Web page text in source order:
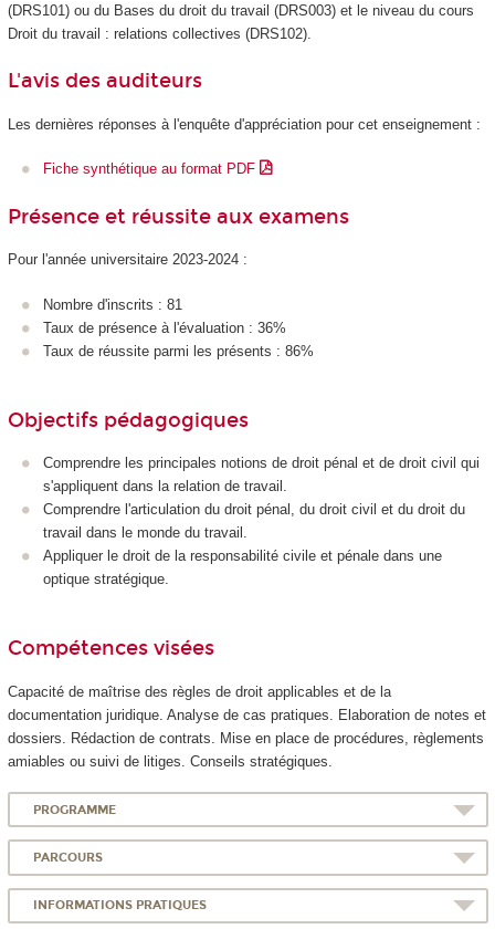
(DRS101) ou du Bases du droit du travail (DRS003) et le niveau du cours
Droit du travail : relations collectives (DRS102).
L'avis des auditeurs
Les dernières réponses à l'enquête d'appréciation pour cet enseignement :
Fiche synthétique au format PDF
Présence et réussite aux examens
Pour l'année universitaire 2023-2024 :
Nombre d'inscrits : 81
Taux de présence à l'évaluation : 36%
Taux de réussite parmi les présents : 86%
Objectifs pédagogiques
Comprendre les principales notions de droit pénal et de droit civil qui
s'appliquent dans la relation de travail.
Comprendre l'articulation du droit pénal, du droit civil et du droit du
travail dans le monde du travail.
Appliquer le droit de la responsabilité civile et pénale dans une
optique stratégique.
Compétences visées
Capacité de maîtrise des règles de droit applicables et de la
documentation juridique. Analyse de cas pratiques. Elaboration de notes et
dossiers. Rédaction de contrats. Mise en place de procédures, règlements
amiables ou suivi de litiges. Conseils stratégiques.
PROGRAMME
PARCOURS
INFORMATIONS PRATIQUES